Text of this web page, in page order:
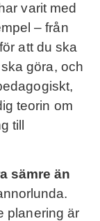
varit med
– från
att du ska
göra, och
teorin om
till
sämre än
planering är